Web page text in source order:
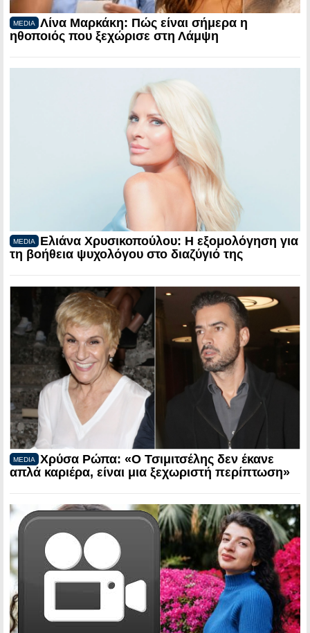
MEDIA
Λίνα Μαρκάκη: Πώς είναι σήμερα η
ηθοποιός που ξεχώρισε στη Λάμψη
MEDIA
Ελιάνα Χρυσικοπούλου: Η εξομολόγηση για
τη βοήθεια ψυχολόγου στο διαζύγιό της
MEDIA
Χρύσα Ρώπα: «Ο Τσιμιτσέλης δεν έκανε
απλά καριέρα, είναι μια ξεχωριστή περίπτωση»